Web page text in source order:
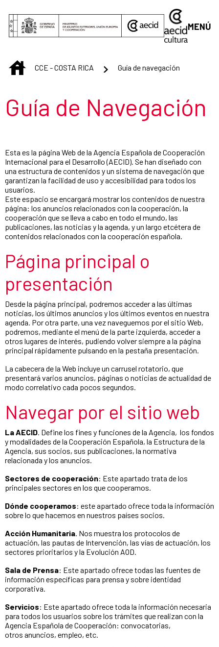
MENÚ
INICIO
CCE - COSTA RICA Guía de navegación
Título de la sección
Guía de Navegación
Esta es la página Web de la Agencia Española de Cooperación
Internacional para el Desarrollo (AECID). Se han diseñado con
una estructura de contenidos y un sistema de navegación que
garantizan la facilidad de uso y accesibilidad para todos los
usuarios.
Este espacio se encargará mostrar los contenidos de nuestra
página: los anuncios relacionados con la cooperación, la
cooperación que se lleva a cabo en todo el mundo, las
publicaciones, las noticias y la agenda, y un largo etcétera de
contenidos relacionados con la cooperación española.
Página principal o
presentación
Desde la página principal, podremos acceder a las últimas
noticias, los últimos anuncios y los últimos eventos en nuestra
agenda. Por otra parte, una vez naveguemos por el sitio Web,
podremos, mediante el menú de la parte izquierda, acceder a
otros lugares de interés, pudiendo volver siempre a la página
principal rápidamente pulsando en la pestaña presentación.
La cabecera de la Web incluye un carrusel rotatorio, que
presentará varios anuncios, páginas o noticias de actualidad de
modo correlativo cada pocos segundos.
Navegar por el sitio web
La AECID . Define los fines y funciones de la Agencia, los fondos
y modalidades de la Cooperación Española, la Estructura de la
Agencia, sus socios, sus publicaciones, la normativa
relacionada y los anuncios.
Sectores de cooperación: Este apartado trata de los
principales sectores en los que cooperamos.
Dónde cooperamos: este apartado ofrece toda la información
sobre lo que hacemos en nuestros países socios.
Acción Humanitaria . Nos muestra los protocolos de
actuación, las pautas de Intervención, las vías de actuación, los
sectores prioritarios y la Evolución AOD.
Sala de Prensa: Este apartado ofrece todas las fuentes de
información específicas para prensa y sobre identidad
corporativa.
Servicios: Este apartado ofrece toda la información necesaria
para todos los usuarios sobre los trámites que realizan con la
Agencia Española de Cooperación: convocatorias,
otros anuncios, empleo, etc.